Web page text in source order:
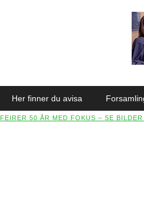
Her finner du avisa
FEIRER 50 ÅR MED FOKUS – SE